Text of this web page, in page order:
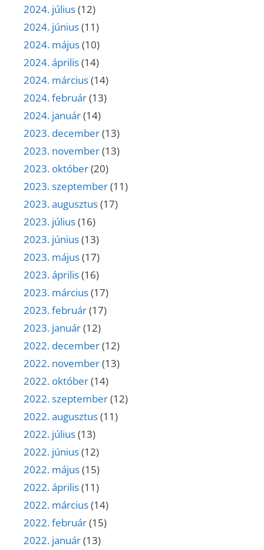
2024. július(12)
2024. június(11)
2024. május(10)
2024. április(14)
2024. március(14)
2024. február(13)
2024. január(14)
2023. december(13)
2023. november(13)
2023. október(20)
2023. szeptember(11)
2023. augusztus(17)
2023. július(16)
2023. június(13)
2023. május(17)
2023. április(16)
2023. március(17)
2023. február(17)
2023. január(12)
2022. december(12)
2022. november(13)
2022. október(14)
2022. szeptember(12)
2022. augusztus(11)
2022. július(13)
2022. június(12)
2022. május(15)
2022. április(11)
2022. március(14)
2022. február(15)
2022. január(13)